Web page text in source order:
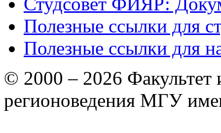
Полезные ссылки для
Полезные ссылки для
© 2000 – 2026 Факультет
регионоведения МГУ